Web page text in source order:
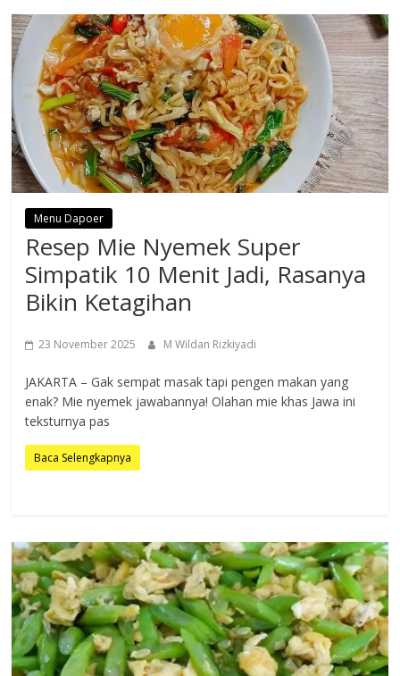
Menu Dapoer
Resep Mie Nyemek Super
Simpatik 10 Menit Jadi, Rasanya
Bikin Ketagihan
23 November 2025 M Wildan Rizkiyadi
JAKARTA – Gak sempat masak tapi pengen makan yang
enak? Mie nyemek jawabannya! Olahan mie khas Jawa ini
teksturnya pas
Baca Selengkapnya